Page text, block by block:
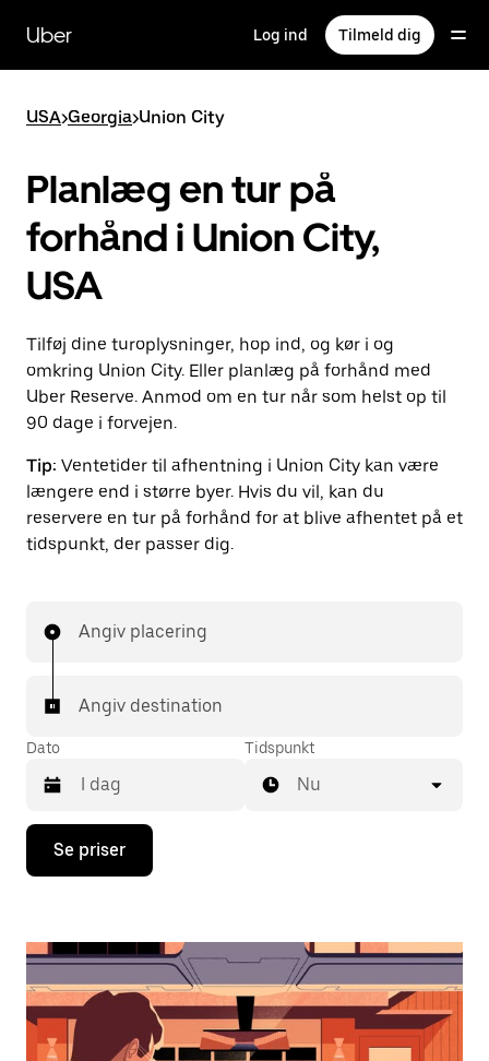
hovedindhold
Uber Log ind Tilmeld dig
USA>Georgia>Union City
Planlæg en tur på
forhånd i Union City,
USA
Tilføj dine turoplysninger, hop ind, og kør i og
omkring Union City. Eller planlæg på forhånd med
Uber Reserve. Anmod om en tur når som helst op til
90 dage i forvejen.
Tip: Ventetider til afhentning i Union City kan være
længere end i større byer. Hvis du vil, kan du
reservere en tur på forhånd for at blive afhentet på et
tidspunkt, der passer dig.
Angiv placering
Angiv destination
Dato
Tryk
pil
interagere
kalenderen,
og
vælg
Tidspunkt
Nu
Se priser